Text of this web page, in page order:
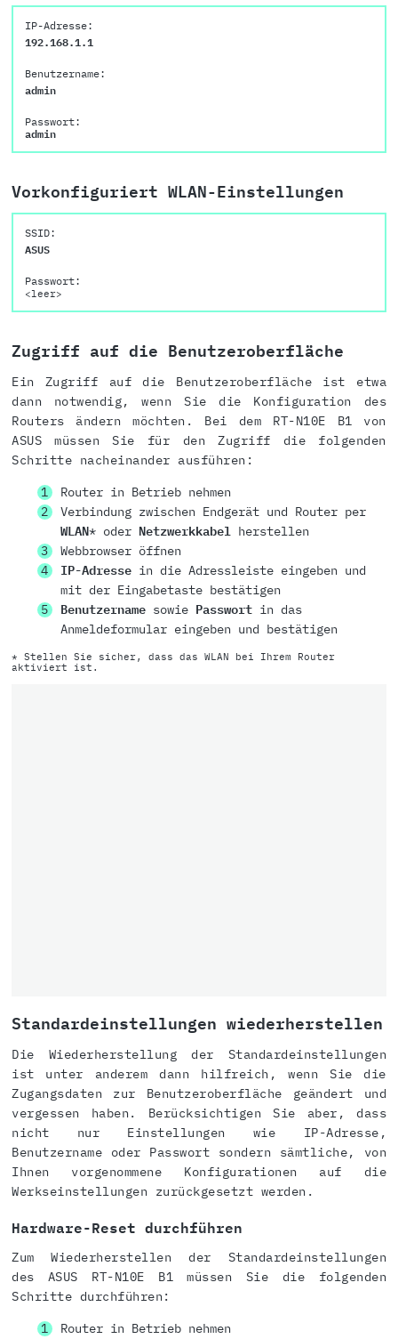
IP-Adresse:
192.168.1.1
Benutzername:
admin
Passwort:
admin
Vorkonfiguriert WLAN-Einstellungen
SSID:
ASUS
Passwort:
<leer>
Zugriff auf die Benutzeroberfläche
Ein Zugriff auf die Benutzeroberfläche ist etwa
dann notwendig, wenn Sie die Konfiguration des
Routers ändern möchten. Bei dem RT-N10E B1 von
ASUS müssen Sie für den Zugriff die folgenden
Schritte nacheinander ausführen:
Router in Betrieb nehmen
Verbindung zwischen Endgerät und Router per
WLAN* oder Netzwerkkabel herstellen
Webbrowser öffnen
IP-Adressein die Adressleiste eingeben und
mit der Eingabetaste bestätigen
Benutzernamesowie Passwortin das
Anmeldeformular eingeben und bestätigen
* Stellen Sie sicher, dass das WLAN bei Ihrem Router
aktiviert ist.
Standardeinstellungen wiederherstellen
Die Wiederherstellung der Standardeinstellungen
ist unter anderem dann hilfreich, wenn Sie die
Zugangsdaten zur Benutzeroberfläche geändert und
vergessen haben. Berücksichtigen Sie aber, dass
nicht nur Einstellungen wie IP-Adresse,
Benutzername oder Passwort sondern sämtliche, von
Ihnen vorgenommene Konfigurationen auf die
Werkseinstellungen zurückgesetzt werden.
Hardware-Reset durchführen
Zum Wiederherstellen der Standardeinstellungen
des ASUS RT-N10E B1 müssen Sie die folgenden
Schritte durchführen:
Router in Betrieb nehmen